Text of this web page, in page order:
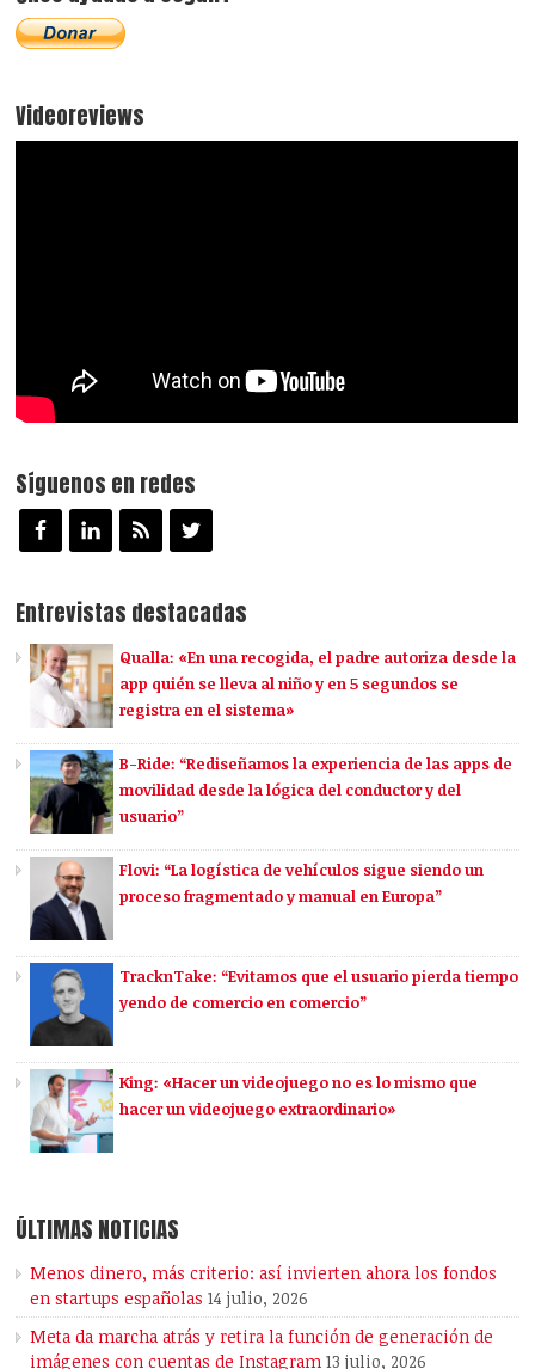
Videoreviews
Síguenos en redes
Entrevistas destacadas
Qualla: «En una recogida, el padre autoriza desde la
app quién se lleva al niño y en 5 segundos se
registra en el sistema»
B-Ride: “Rediseñamos la experiencia de las apps de
movilidad desde la lógica del conductor y del
usuario”
Flovi: “La logística de vehículos sigue siendo un
proceso fragmentado y manual en Europa”
TracknTake: “Evitamos que el usuario pierda tiempo
yendo de comercio en comercio”
King: «Hacer un videojuego no es lo mismo que
hacer un videojuego extraordinario»
ÚLTIMAS NOTICIAS
Menos dinero, más criterio: así invierten ahora los fondos
en startups españolas 14 julio, 2026
Meta da marcha atrás y retira la función de generación de
imágenes con cuentas de Instagram 13 julio, 2026